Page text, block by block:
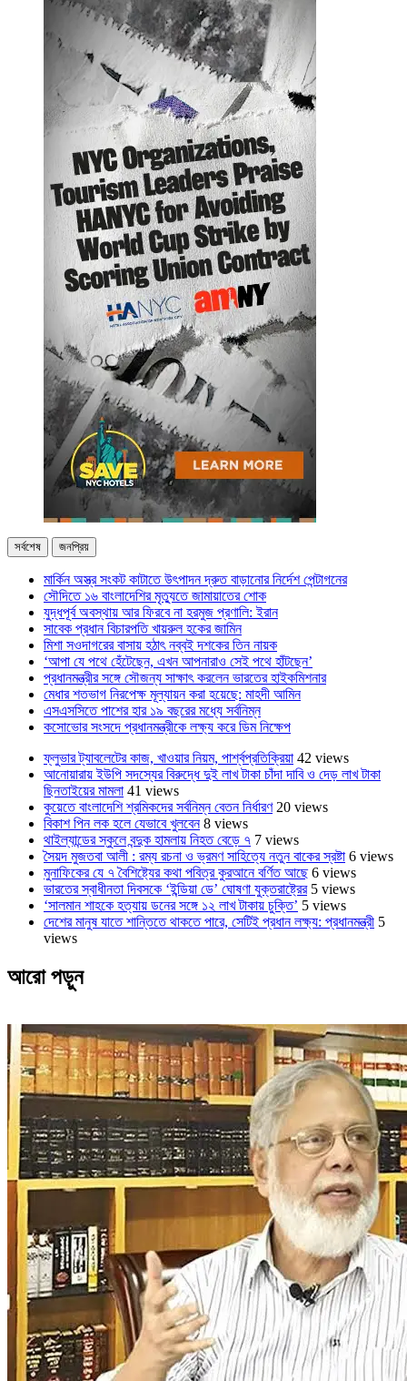
সর্বশেষ জনপ্রিয়
মার্কিন অস্ত্র সংকট কাটাতে উৎপাদন দ্রুত বাড়ানোর নির্দেশ পেন্টাগনের
সৌদিতে ১৬ বাংলাদেশির মৃত্যুতে জামায়াতের শোক
যুদ্ধপূর্ব অবস্থায় আর ফিরবে না হরমুজ প্রণালি: ইরান
সাবেক প্রধান বিচারপতি খায়রুল হকের জামিন
মিশা সওদাগরের বাসায় হঠাৎ নব্বই দশকের তিন নায়ক
‘আপা যে পথে হেঁটেছেন, এখন আপনারাও সেই পথে হাঁটছেন’
প্রধানমন্ত্রীর সঙ্গে সৌজন্য সাক্ষাৎ করলেন ভারতের হাইকমিশনার
মেধার শতভাগ নিরপেক্ষ মূল্যায়ন করা হয়েছে: মাহদী আমিন
এসএসসিতে পাশের হার ১৯ বছরের মধ্যে সর্বনিম্ন
কসোভোর সংসদে প্রধানমন্ত্রীকে লক্ষ্য করে ডিম নিক্ষেপ
ফ্লুভার ট্যাবলেটের কাজ, খাওয়ার নিয়ম, পার্শ্বপ্রতিক্রিয়া 42 views
আনোয়ারায় ইউপি সদস্যের বিরুদ্ধে দুই লাখ টাকা চাঁদা দাবি ও দেড় লাখ টাকা
ছিনতাইয়ের মামলা 41 views
কুয়েতে বাংলাদেশি শ্রমিকদের সর্বনিম্ন বেতন নির্ধারণ 20 views
বিকাশ পিন লক হলে যেভাবে খুলবেন 8 views
থাইল্যান্ডের স্কুলে বন্দুক হামলায় নিহত বেড়ে ৭ 7 views
সৈয়দ মুজতবা আলী : রম্য রচনা ও ভ্রমণ সাহিত্যে নতুন বাকের স্রষ্টা 6 views
মুনাফিকের যে ৭ বৈশিষ্ট্যের কথা পবিত্র কুরআনে বর্ণিত আছে 6 views
ভারতের স্বাধীনতা দিবসকে ‘ইন্ডিয়া ডে’ ঘোষণা যুক্তরাষ্ট্রের 5 views
‘সালমান শাহকে হত্যায় ডনের সঙ্গে ১২ লাখ টাকায় চুক্তি’ 5 views
দেশের মানুষ যাতে শান্তিতে থাকতে পারে, সেটিই প্রধান লক্ষ্য: প্রধানমন্ত্রী 5
views
আরো পড়ুন